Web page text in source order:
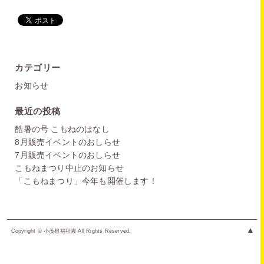
カテゴリー
お知らせ
最近の投稿
酷暑の号 こもねのはなし
8月販売イベントのおしらせ
7月販売イベントのおしらせ
こもねまつり中止のお知らせ
「こもねまつり」今年も開催します！
Copyright © 小茂根福祉園 All Rights Reserved. ▲